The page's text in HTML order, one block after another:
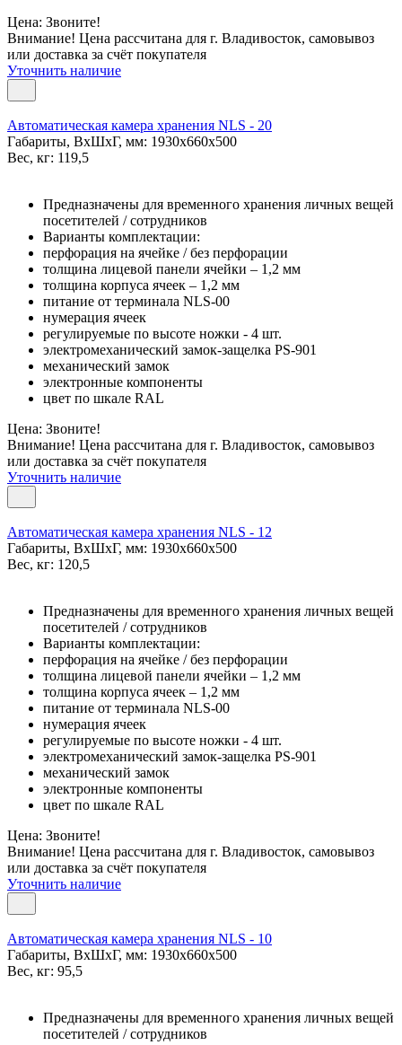
Цена: Звоните!
Внимание! Цена рассчитана для г. Владивосток, самовывоз
или доставка за счёт покупателя
Уточнить наличие
Автоматическая камера хранения NLS - 20
Габариты, ВxШxГ, мм: 1930x660x500
Вес, кг: 119,5
Предназначены для временного хранения личных вещей
посетителей / сотрудников
Варианты комплектации:
перфорация на ячейке / без перфорации
толщина лицевой панели ячейки – 1,2 мм
толщина корпуса ячеек – 1,2 мм
питание от терминала NLS-00
нумерация ячеек
регулируемые по высоте ножки - 4 шт.
электромеханический замок-защелка PS-901
механический замок
электронные компоненты
цвет по шкале RAL
Цена: Звоните!
Внимание! Цена рассчитана для г. Владивосток, самовывоз
или доставка за счёт покупателя
Уточнить наличие
Автоматическая камера хранения NLS - 12
Габариты, ВxШxГ, мм: 1930x660x500
Вес, кг: 120,5
Предназначены для временного хранения личных вещей
посетителей / сотрудников
Варианты комплектации:
перфорация на ячейке / без перфорации
толщина лицевой панели ячейки – 1,2 мм
толщина корпуса ячеек – 1,2 мм
питание от терминала NLS-00
нумерация ячеек
регулируемые по высоте ножки - 4 шт.
электромеханический замок-защелка PS-901
механический замок
электронные компоненты
цвет по шкале RAL
Цена: Звоните!
Внимание! Цена рассчитана для г. Владивосток, самовывоз
или доставка за счёт покупателя
Уточнить наличие
Автоматическая камера хранения NLS - 10
Габариты, ВxШxГ, мм: 1930x660x500
Вес, кг: 95,5
Предназначены для временного хранения личных вещей
посетителей / сотрудников